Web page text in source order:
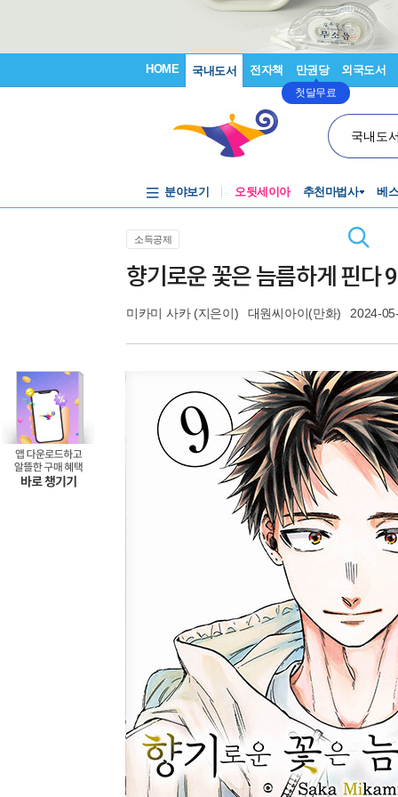
HOME 국내도서 전자책 만권당
첫달무료
외국도서
국내도
분야보기 오뒷세이아 추천마법사 베
소득공제
향기로운 꽃은 늠름하게 핀다 9
미카미 사카(지은이) 대원씨아이(만화) 2024-